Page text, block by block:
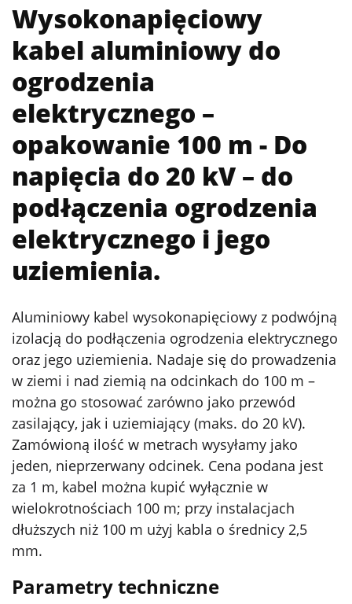
Wysokonapięciowy
kabel aluminiowy do
ogrodzenia
elektrycznego –
opakowanie 100 m - Do
napięcia do 20 kV – do
podłączenia ogrodzenia
elektrycznego i jego
uziemienia.
Aluminiowy kabel wysokonapięciowy z podwójną
izolacją do podłączenia ogrodzenia elektrycznego
oraz jego uziemienia. Nadaje się do prowadzenia
w ziemi i nad ziemią na odcinkach do 100 m –
można go stosować zarówno jako przewód
zasilający, jak i uziemiający (maks. do 20 kV).
Zamówioną ilość w metrach wysyłamy jako
jeden, nieprzerwany odcinek. Cena podana jest
za 1 m, kabel można kupić wyłącznie w
wielokrotnościach 100 m; przy instalacjach
dłuższych niż 100 m użyj kabla o średnicy 2,5
mm.
Parametry techniczne